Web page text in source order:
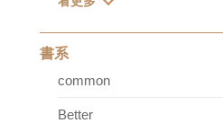
書系
common
Better